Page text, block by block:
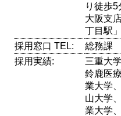
り徒歩5
大阪支
丁目駅
採用窓口 TEL:
総務課
採用実績:
三重大
鈴鹿医
業大学
山大学
業大学